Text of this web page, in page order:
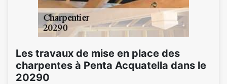
Les travaux de mise en place des
charpentes à Penta Acquatella dans le
20290